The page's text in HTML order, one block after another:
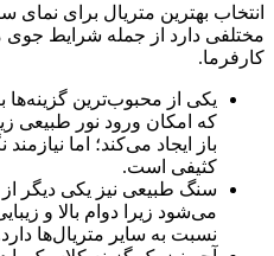
انتخاب بهترین متریال برای
مختلفی دارد از جمله شرایط جوی
کارفرما.
یکی از محبوب‌ترین
که امکان ورود نور طبیعی
باز ایجاد می‌کند؛ اما
کثیفی است.
سنگ طبیعی نیز یکی دیگر
می‌شود زیرا دوام بالا و
نسبت به سایر متریال‌ها